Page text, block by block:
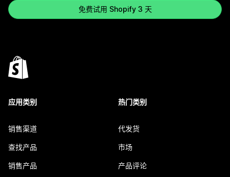
免费试用 Shopify 3 天
应用类别
销售渠道
查找产品
销售产品
热门类别
代发货
市场
产品评论